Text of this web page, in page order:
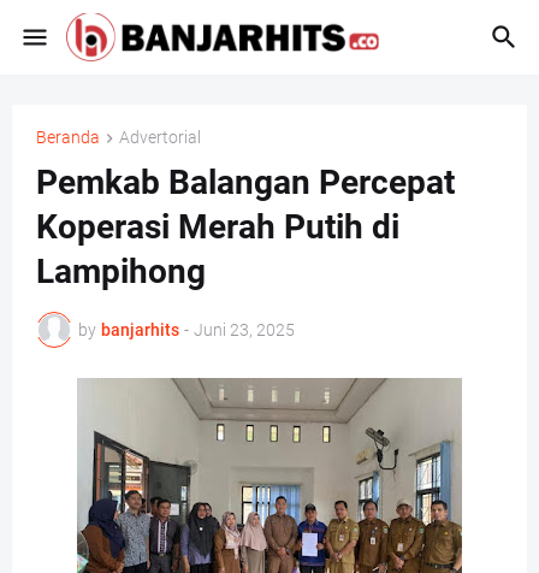
Beranda Advertorial
Pemkab Balangan Percepat
Koperasi Merah Putih di
Lampihong
by banjarhits - Juni 23, 2025